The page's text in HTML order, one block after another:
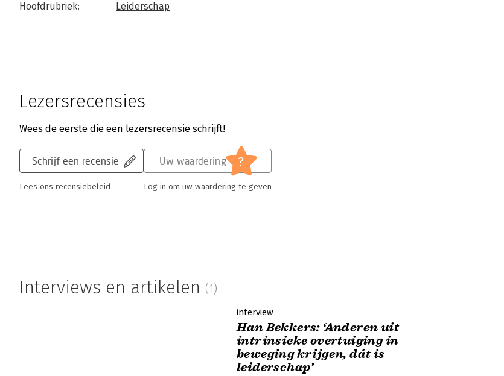
Hoofdrubriek: Leiderschap
Lezersrecensies
Wees de eerste die een lezersrecensie schrijft!
Schrijf een recensie
Lees ons recensiebeleid
Uw waardering ?
Log in om uw waardering te geven
Interviews en artikelen (1)
interview
Han Bekkers: ‘Anderen uit
intrinsieke overtuiging in
beweging krijgen, dát is
leiderschap’